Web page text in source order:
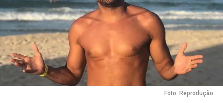
Foto: Reprodução